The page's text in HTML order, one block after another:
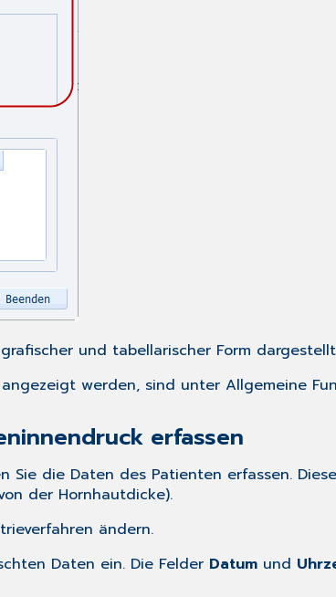
und tabellarischer Form
werden, sind unter Allgemeine
erfassen
die Daten des Patienten erfassen.
der Hornhautdicke).
ändern.
Daten ein. Die Felder Datum und